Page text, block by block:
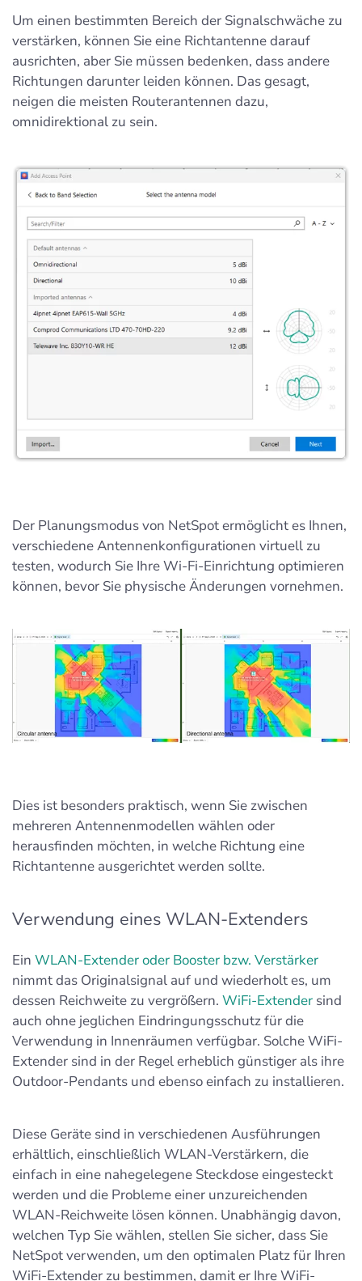
Um einen bestimmten Bereich der Signalschwäche zu
verstärken, können Sie eine Richtantenne darauf
ausrichten, aber Sie müssen bedenken, dass andere
Richtungen darunter leiden können. Das gesagt,
neigen die meisten Routerantennen dazu,
omnidirektional zu sein.
Der Planungsmodus von NetSpot ermöglicht es Ihnen,
verschiedene Antennenkonfigurationen virtuell zu
testen, wodurch Sie Ihre Wi-Fi-Einrichtung optimieren
können, bevor Sie physische Änderungen vornehmen.
Dies ist besonders praktisch, wenn Sie zwischen
mehreren Antennenmodellen wählen oder
herausfinden möchten, in welche Richtung eine
Richtantenne ausgerichtet werden sollte.
Verwendung eines WLAN-Extenders
Ein WLAN-Extender oder Booster bzw. Verstärker
nimmt das Originalsignal auf und wiederholt es, um
dessen Reichweite zu vergrößern. WiFi-Extender sind
auch ohne jeglichen Eindringungsschutz für die
Verwendung in Innenräumen verfügbar. Solche WiFi-
Extender sind in der Regel erheblich günstiger als ihre
Outdoor-Pendants und ebenso einfach zu installieren.
Diese Geräte sind in verschiedenen Ausführungen
erhältlich, einschließlich WLAN-Verstärkern, die
einfach in eine nahegelegene Steckdose eingesteckt
werden und die Probleme einer unzureichenden
WLAN-Reichweite lösen können. Unabhängig davon,
welchen Typ Sie wählen, stellen Sie sicher, dass Sie
NetSpot verwenden, um den optimalen Platz für Ihren
WiFi-Extender zu bestimmen, damit er Ihre WiFi-